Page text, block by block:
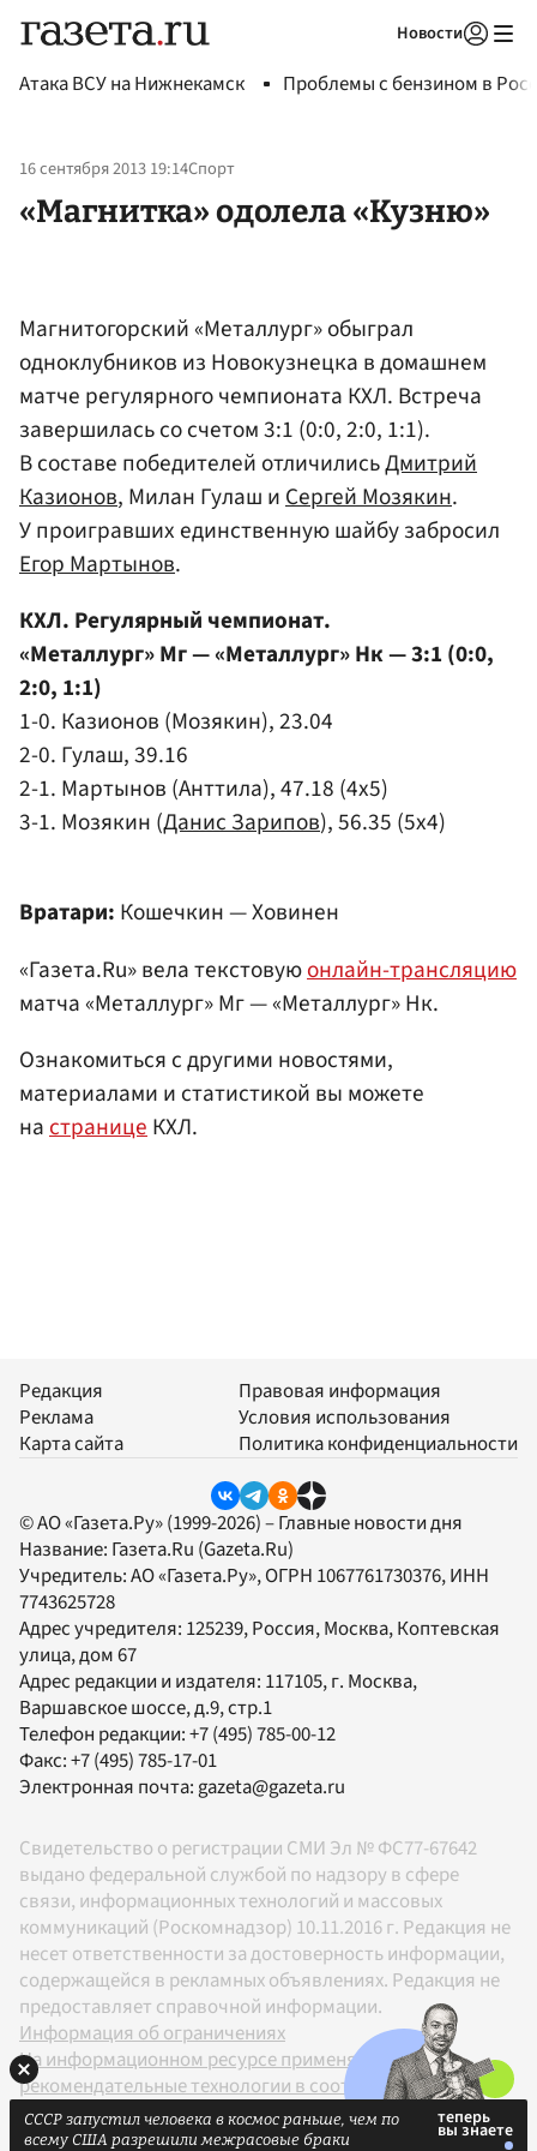
Новости
Атака ВСУ на Нижнекамск Проблемы с бензином в
16 сентября 2013 19:14Спорт
«Магнитка» одолела «Кузню»
Магнитогорский «Металлург» обыграл
одноклубников из Новокузнецка в домашнем
матче регулярного чемпионата КХЛ. Встреча
завершилась со счетом 3:1 (0:0, 2:0, 1:1).
В составе победителей отличилисьДмитрий
Казионов, Милан Гулаш иСергей Мозякин.
У проигравших единственную шайбу забросил
Егор Мартынов.
КХЛ. Регулярный чемпионат.
«Металлург» Мг — «Металлург» Нк — 3:1 (0:0,
2:0, 1:1)
1-0. Казионов (Мозякин), 23.04
2-0. Гулаш, 39.16
2-1. Мартынов (Анттила), 47.18 (4х5)
3-1. Мозякин (Данис Зарипов), 56.35 (5х4)
Вратари: Кошечкин — Ховинен
«Газета.Ru» вела текстовуюонлайн-трансляцию
матча «Металлург» Мг — «Металлург» Нк.
Ознакомиться с другими новостями,
материалами и статистикой вы можете
настраницеКХЛ.
Редакция
Реклама
Карта сайта
Правовая информация
Условия использования
Политика конфиденциальности
© АО «Газета.Ру» (1999-2026) – Главные новости дня
Название: Газета.Ru (Gazeta.Ru)
Учредитель:АО «Газета.Ру», ОГРН 1067761730376, ИНН
7743625728
Адрес учредителя: 125239, Россия, Москва, Коптевская
улица, дом 67
Адрес редакции и издателя: 117105, г. Москва,
Варшавское шоссе, д.9, стр.1
Телефон редакции:+7 (495) 785-00-12
Факс:+7 (495) 785-17-01
Электронная почта:gazeta@gazeta.ru
Свидетельство о регистрации СМИ Эл № ФС77-67642
выдано федеральной службой по надзору в сфере
связи, информационных технологий и массовых
коммуникаций (Роскомнадзор) 10.11.2016 г. Редакция не
несет ответственности за достоверность информации,
содержащейся в рекламных объявлениях. Редакция не
предоставляет справочной информации.
Информация об ограничениях
На информационном ресурсе применяются
рекомендательные технологии в соответствии с
Правилами
18+
СССР запустил человека в космос раньше, чем по
всему США разрешили межрасовые браки